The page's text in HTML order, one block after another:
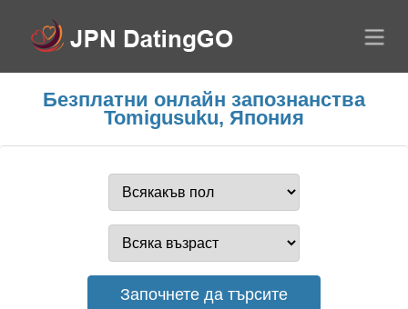
Безплатни онлайн запознанства
Tomigusuku, Япония